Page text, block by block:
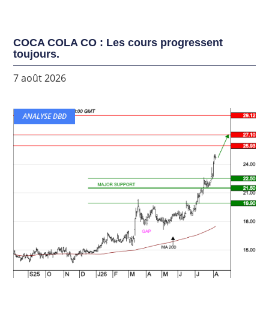
COCA COLA CO : Les cours progressent
toujours.
7 août 2026
ANALYSE DBD